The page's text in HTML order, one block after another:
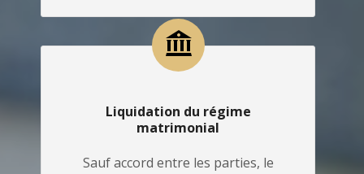
Liquidation du régime
matrimonial
Sauf accord entre les parties, le